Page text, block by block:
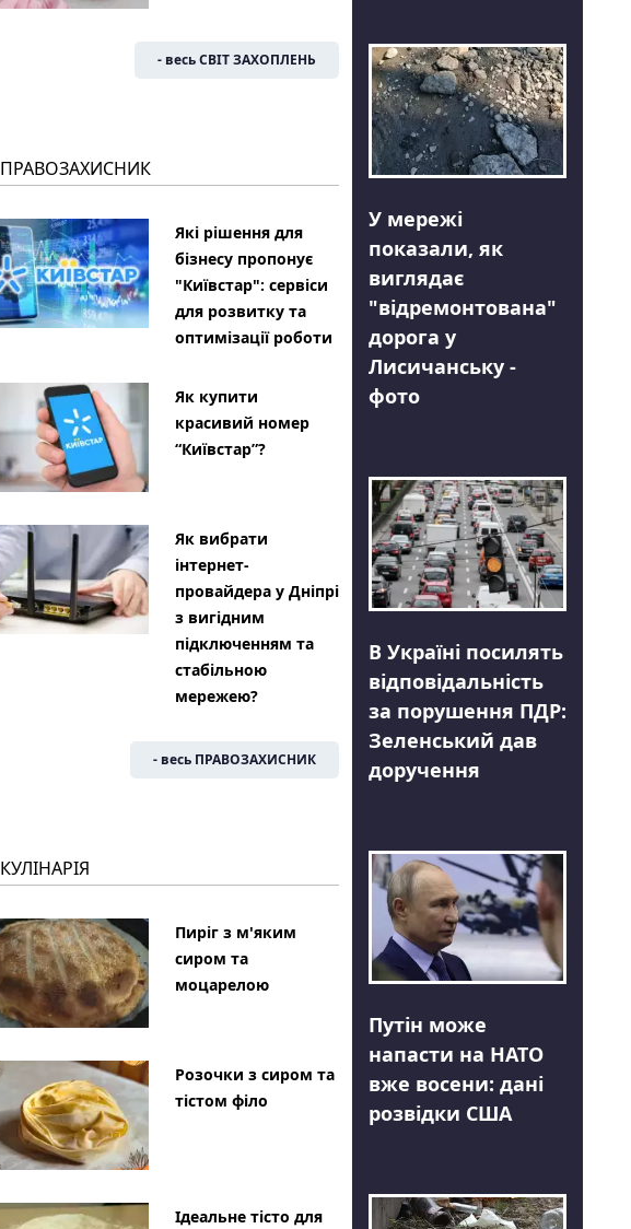
- весь СВІТ ЗАХОПЛЕНЬ
ПРАВОЗАХИСНИК
Які рішення для
бізнесу пропонує
"Київстар": сервіси
для розвитку та
оптимізації роботи
Як купити
красивий номер
“Київстар”?
Як вибрати
інтернет-
провайдера у Дніпрі
з вигідним
підключенням та
стабільною
мережею?
- весь ПРАВОЗАХИСНИК
КУЛІНАРІЯ
Пиріг з м'яким
сиром та
моцарелою
Розочки з сиром та
тістом філо
Ідеальне тісто для
У мережі
показали, як
виглядає
"відремонтована"
дорога у
Лисичанську -
фото
В Україні посилять
відповідальність
за порушення ПДР:
Зеленський дав
доручення
Путін може
напасти на НАТО
вже восени: дані
розвідки США